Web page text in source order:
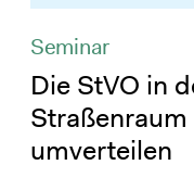
Seminar
Die StVO in
umverteilen